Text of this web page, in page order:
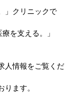
」クリニックで
を支える。」
人情報をご覧くだ
ます。